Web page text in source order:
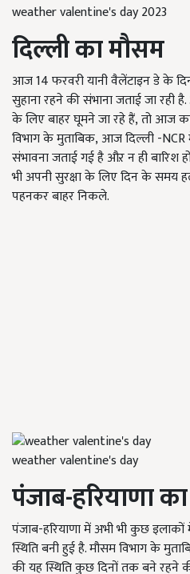
weather valentine's day 2023
दिल्ली का मौसम
आज 14फरवरी यानीवैलेंटाइनडे के
सुहाना रहने की संभाना जताई जा
के लिएबाहर घूमने जा रहे हैं, तो आज
विभाग के मुताबिक, आज दिल्ली -
संभावना जताई गई है औऱ न ही
भी अपनी सुरक्षा के लिए दिन के समय
पहनकर बाहरनिकले.
weather valentine's day
पंजाब-हरियाणा
पंजाब-हरियाणा में अभी भी कुछ
स्थिति बनी हुई है. मौसम विभाग के
की यह स्थिति कुछ दिनों तक बने रहने